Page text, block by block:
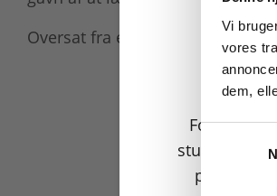
Vi
vores
dem,
Oversat fra engelsk af Jacob
For
studerende.
priser inkl.